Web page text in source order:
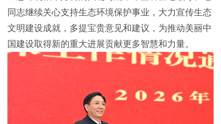
同志继续关心支持生态环境保护事业，大力宣传生态
文明建设成就，多提宝贵意见和建议，为推动美丽中
国建设取得新的重大进展贡献更多智慧和力量。